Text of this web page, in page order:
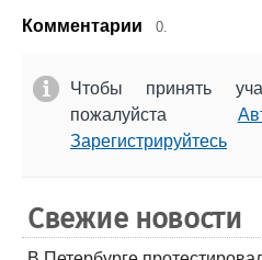
Комментарии 0.
Чтобы принять
пожалуйста
Зарегистрируйтесь
Свежие новости